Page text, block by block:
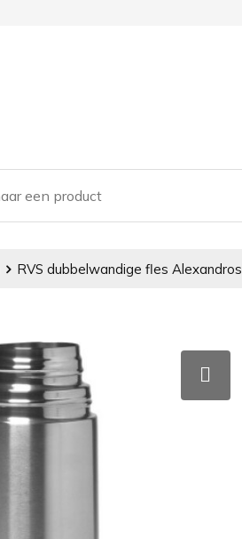
RVS dubbelwandige fles Alexandros